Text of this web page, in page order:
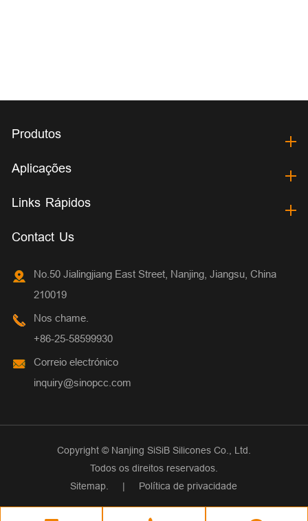
Produtos
Aplicações
Links Rápidos
Contact Us
No.50 Jialingjiang East Street, Nanjing, Jiangsu, China
210019
Nos chame.
+86-25-58599930
Correio electrónico
inquiry@sinopcc.com
Copyright © Nanjing SiSiB Silicones Co., Ltd.
Todos os direitos reservados.
Sitemap.
| Política de privacidade